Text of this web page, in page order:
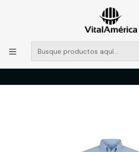
POR SISTEMA FRONTAL SOLO RETIROS
MUCHAS GRACIAS +569 5956 2237
Leer más
Catálogo
VESTIMENTA
CAMISAS Y BLUSAS
CAMISA QUEBEC